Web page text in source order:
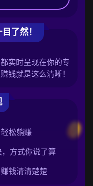
了然！
实时呈现在你的专
钱就是这么清晰！
松躺赚
方式你说了算
钱清清楚楚